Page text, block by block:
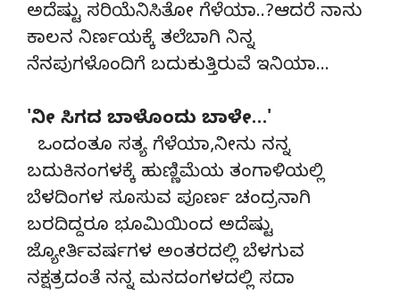
ಅದೆಷ್ಟು ಸರಿಯೆನಿಸಿತೋ ಗೆಳೆಯಾ..?ಆದರೆ ನಾನು
ಕಾಲನ ನಿರ್ಣಯಕ್ಕೆ ತಲೆಬಾಗಿ ನಿನ್ನ
ನೆನಪುಗಳೊಂದಿಗೆ ಬದುಕುತ್ತಿರುವೆ ಇನಿಯಾ…
'ನೀ ಸಿಗದ ಬಾಳೊಂದು ಬಾಳೇ…'
ಒಂದಂತೂ ಸತ್ಯ ಗೆಳೆಯಾ,ನೀನು ನನ್ನ
ಬದುಕಿನಂಗಳಕ್ಕೆ ಹುಣ್ಣಿಮೆಯ ತಂಗಾಳಿಯಲ್ಲಿ
ಬೆಳದಿಂಗಳ ಸೂಸುವ ಪೂರ್ಣ ಚಂದ್ರನಾಗಿ
ಬರದಿದ್ದರೂ ಭೂಮಿಯಿಂದ ಅದೆಷ್ಟು
ಜ್ಯೋರ್ತಿವರ್ಷಗಳ ಅಂತರದಲ್ಲಿ ಬೆಳಗುವ
ನಕ್ಷತ್ರದಂತೆ ನನ್ನ ಮನದಂಗಳದಲ್ಲಿ ಸದಾ